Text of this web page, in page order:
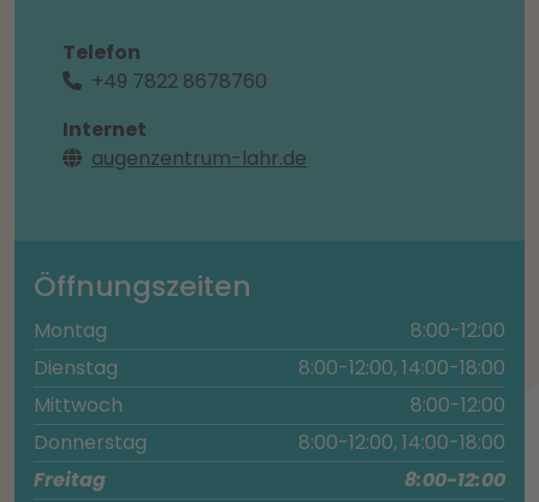
Telefon
+49 7822 8678760
Internet
augenzentrum-lahr.de
Öffnungszeiten
Montag
8:00-12:00
Dienstag
8:00-12:00, 14:00-18:00
Mittwoch
8:00-12:00
Donnerstag
8:00-12:00, 14:00-18:00
Freitag
8:00-12:00